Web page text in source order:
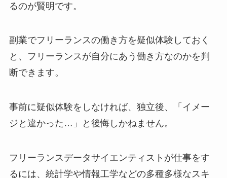
るのが賢明です。
副業でフリーランスの働き方を疑似体験しておく
と、フリーランスが自分にあう働き方なのかを判
断できます。
事前に疑似体験をしなければ、独立後、「イメー
ジと違かった…」と後悔しかねません。
フリーランスデータサイエンティストが仕事をす
るには、統計学や情報工学などの多種多様なスキ